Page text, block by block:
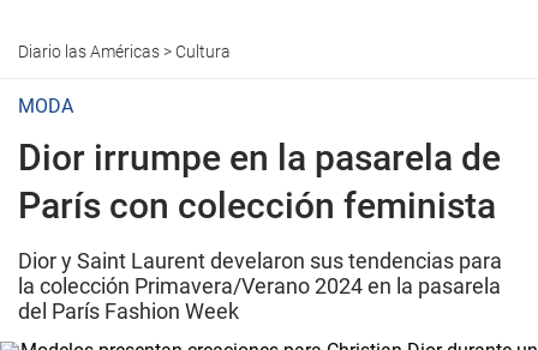
Diario las Américas> Cultura
MODA
Dior irrumpe en la pasarela de
París con colección feminista
Dior y Saint Laurent develaron sus tendencias para
la colección Primavera/Verano 2024 en la pasarela
del París Fashion Week